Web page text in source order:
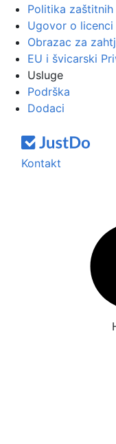
Politika zaštitnih
Ugovor o
Obrazac za
EU i švicarski
Usluge
Podrška
Dodaci
Kontakt